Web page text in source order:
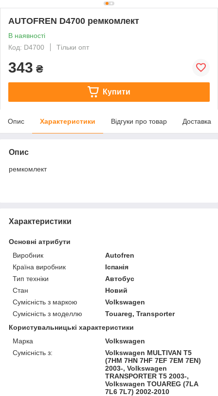
AUTOFREN D4700 ремкомлект
В наявності
Код: D4700
Тільки опт
343 ₴
Купити
Опис Характеристики Відгуки про товар Доставка
Опис
ремкомлект
Характеристики
Основні атрибути
Виробник
Autofren
Країна виробник
Іспанія
Тип техніки
Автобус
Стан
Новий
Сумісність з маркою
Volkswagen
Сумісність з моделлю
Touareg, Transporter
Користувальницькі характеристики
Марка
Volkswagen
Сумісність з:
Volkswagen MULTIVAN T5
(7HM 7HN 7HF 7EF 7EM 7EN)
2003-, Volkswagen
TRANSPORTER T5 2003-,
Volkswagen TOUAREG (7LA
7L6 7L7) 2002-2010